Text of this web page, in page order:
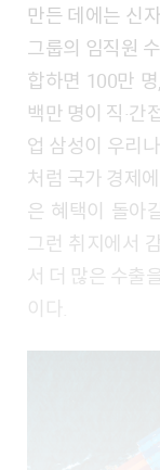
만든 데에는 신
그룹의 임직원
합하면 100만
백만 명이 직·간
업 삼성이 우리
처럼 국가 경제
은 혜택이 돌아
그런 취지에서
서 더 많은 수출
이다.